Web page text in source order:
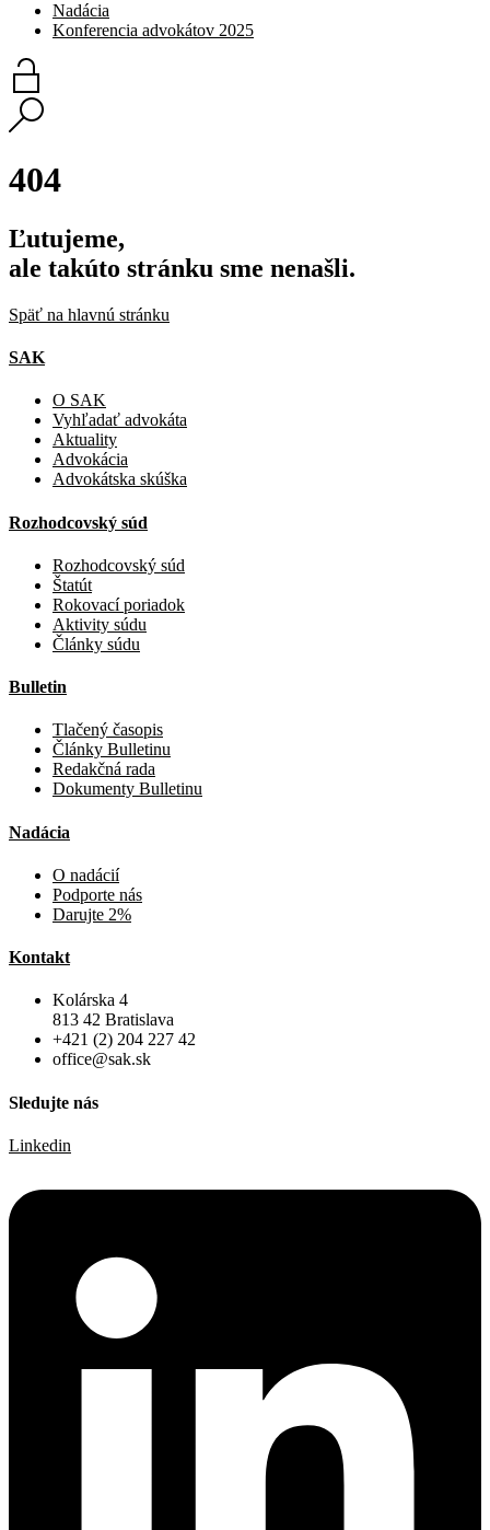
Nadácia
Konferencia advokátov 2025
404
Ľutujeme,
ale takúto stránku sme nenašli.
Späť na hlavnú stránku
SAK
O SAK
Vyhľadať advokáta
Aktuality
Advokácia
Advokátska skúška
Rozhodcovský súd
Rozhodcovský súd
Štatút
Rokovací poriadok
Aktivity súdu
Články súdu
Bulletin
Tlačený časopis
Články Bulletinu
Redakčná rada
Dokumenty Bulletinu
Nadácia
O nadácií
Podporte nás
Darujte 2%
Kontakt
Kolárska 4
813 42 Bratislava
+421 (2) 204 227 42
office@sak.sk
Sledujte nás
Linkedin